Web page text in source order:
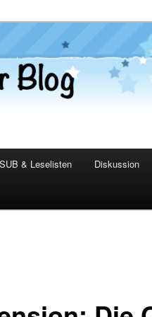
Blog
SUB & Leselisten Diskussion